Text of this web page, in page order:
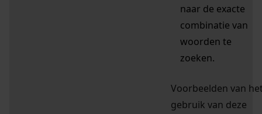
naar de exacte
combinatie van
woorden te
zoeken.
Voorbeelden van
gebruik van deze